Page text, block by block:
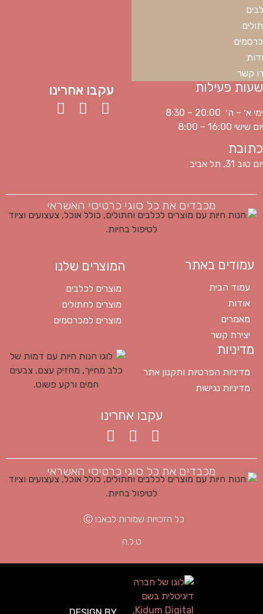
קשר
שעות פעילות
ימי א׳ – ה׳ 20:00 – 8:30
יום שישי 16:00 – 8:00
כתובת
יום טוב 31, תל אביב
עקבו אחרינו
מכבדים את כל סוגי כרטיסי האשראי
עמודים באתר
עמוד הבית
אודות
מאמרים
יצירת קשר
המוצרים שלנו
מוצרים לכלבים
מוצרים לחתולים
מוצרים למכרסמים
מדיניות
מדיניות הפרטיות ותקנון אתר
מדיניות נגישות
עקבו אחרינו
מכבדים את כל סוגי כרטיסי האשראי
כל הזכויות שמורות לבאבו Ⓒ
ט.ל.ח